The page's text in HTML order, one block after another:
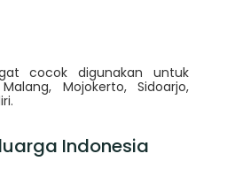
cocok digunakan untuk
Mojokerto, Sidoarjo,
Indonesia